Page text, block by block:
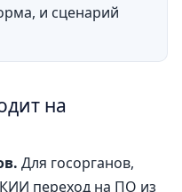
и сценарий
на
Для госорганов,
переход на ПО из